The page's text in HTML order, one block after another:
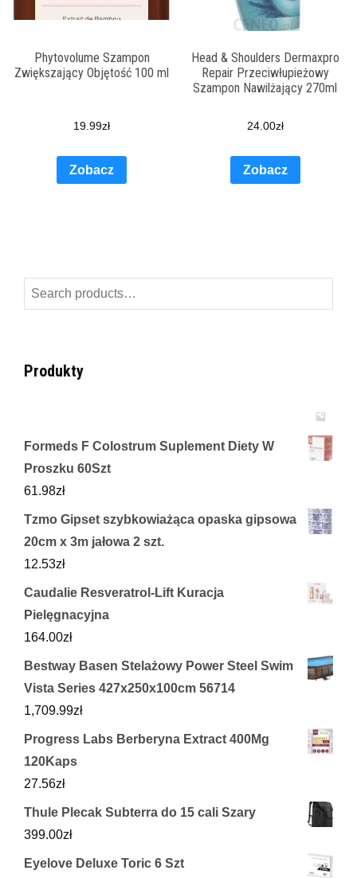
Phytovolume Szampon
Zwiększający Objętość 100 ml
19.99zł
Zobacz
Head & Shoulders Dermaxpro
Repair Przeciwłupieżowy
Szampon Nawilżający 270ml
24.00zł
Zobacz
Search
for:
Produkty
Formeds F Colostrum Suplement Diety W
Proszku 60Szt
61.98zł
Tzmo Gipset szybkowiażąca opaska gipsowa
20cm x 3m jałowa 2 szt.
12.53zł
Caudalie Resveratrol-Lift Kuracja
Pielęgnacyjna
164.00zł
Bestway Basen Stelażowy Power Steel Swim
Vista Series 427x250x100cm 56714
1,709.99zł
Progress Labs Berberyna Extract 400Mg
120Kaps
27.56zł
Thule Plecak Subterra do 15 cali Szary
399.00zł
Eyelove Deluxe Toric 6 Szt